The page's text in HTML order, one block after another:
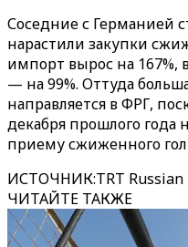
Соседние с Германией
нарастили закупки
импорт вырос на
— на 99%. Оттуда
направляется в ФРГ,
декабря прошлого года
приему сжиженного
ИСТОЧНИК:TRT Russian
ЧИТАЙТЕ ТАКЖЕ